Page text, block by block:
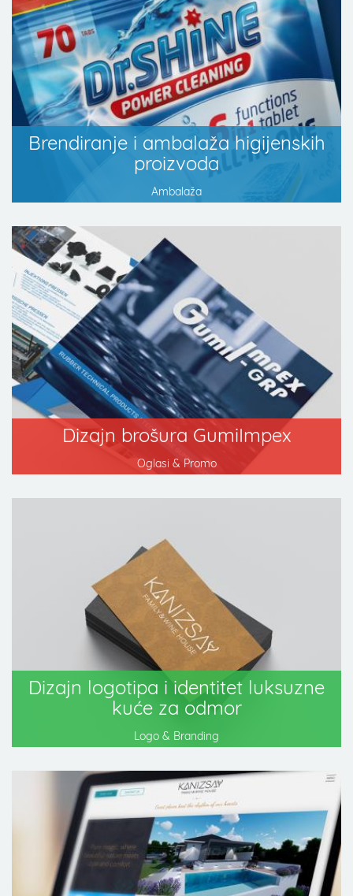
Brendiranje i ambalaža higijenskih
proizvoda
Ambalaža
Dizajn brošura GumiImpex
Oglasi & Promo
Dizajn logotipa i identitet luksuzne
kuće za odmor
Logo & Branding